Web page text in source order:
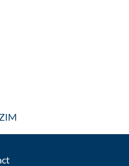
ZIM: Contact by e-mail